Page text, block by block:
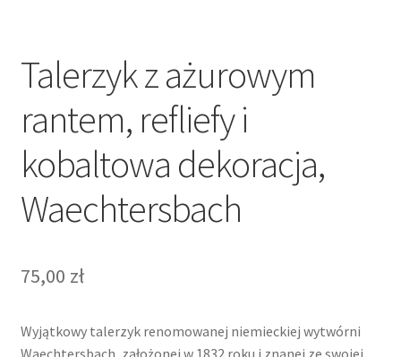
Talerzyk z ażurowym
rantem, refliefy i
kobaltowa dekoracja,
Waechtersbach
75,00 zł
Wyjątkowy talerzyk renomowanej niemieckiej wytwórni
Waechtersbach, założonej w 1832 roku i znanej ze swojej